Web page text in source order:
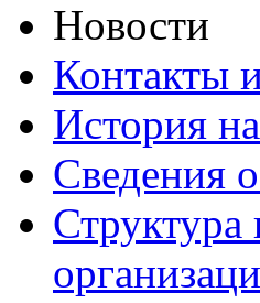
Новости
Контакты
История
Сведения
Структура